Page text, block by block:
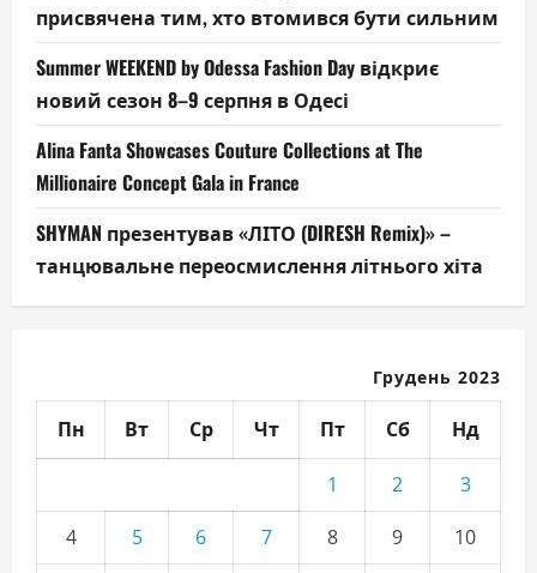
присвячена тим, хто втомився бути сильним
Summer WEEKEND by Odessa Fashion Day відкриє
новий сезон 8–9 серпня в Одесі
Alina Fanta Showcases Couture Collections at The
Millionaire Concept Gala in France
SHYMAN презентував «ЛІТО (DIRESH Remix)» –
танцювальне переосмислення літнього хіта
Грудень 2023
Пн Вт Ср Чт Пт Сб Нд
1 2
3
4
5 6 7 8 9
10